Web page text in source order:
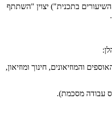
בתכנית") יצוין "השתתף
והמוזיאונים, חינוך ומוזיאון,